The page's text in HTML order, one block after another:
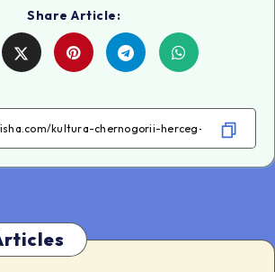
Share Article:
Share
Twitter
Share
Telegram
Share
WhatsApp